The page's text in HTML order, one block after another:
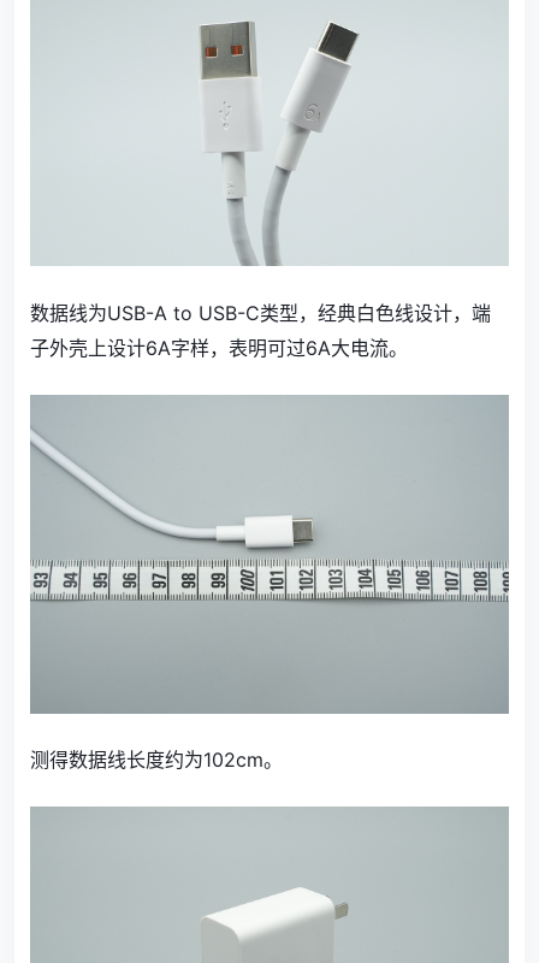
数据线为USB-A to USB-C类型，经典白色线设计，端
子外壳上设计6A字样，表明可过6A大电流。
测得数据线长度约为102cm。